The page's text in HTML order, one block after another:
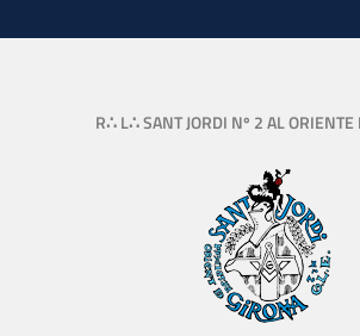
R∴ L∴ SANT JORDI Nº 2 AL ORIENTE